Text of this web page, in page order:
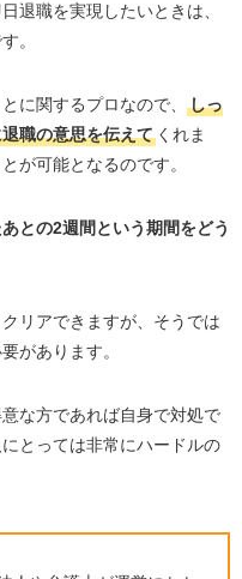
退職を実現したいときは、
。
に関するプロなので、
しっ
職の意思を伝えてくれま
が可能となるのです。
との2週間という期間をどう
リアできますが、そうでは
があります。
な方であれば自身で対処で
とっては非常にハードルの